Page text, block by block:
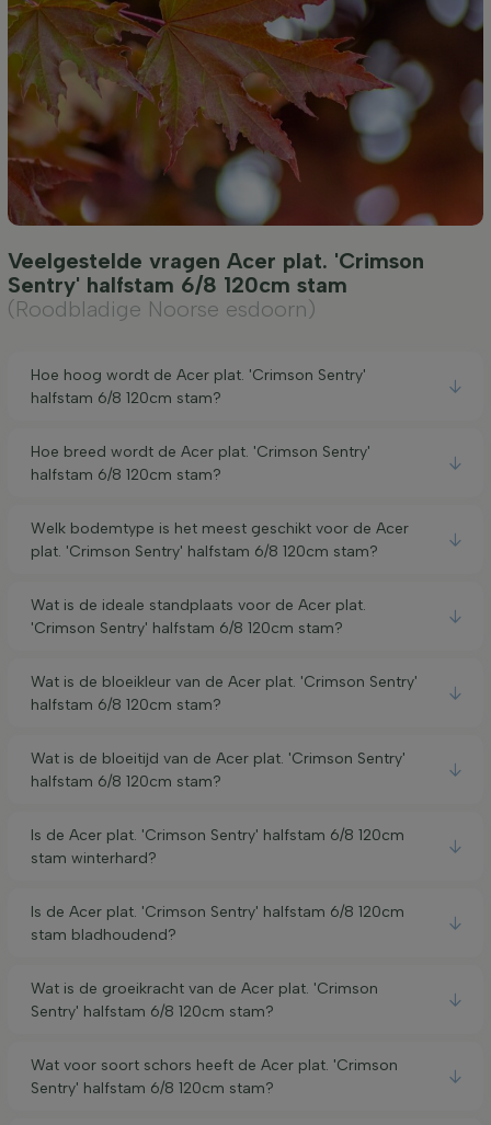
Veelgestelde vragen Acer plat. 'Crimson
Sentry' halfstam 6/8 120cm stam
(Roodbladige Noorse esdoorn)
Hoe hoog wordt de Acer plat. 'Crimson Sentry'
halfstam 6/8 120cm stam?
Hoe breed wordt de Acer plat. 'Crimson Sentry'
halfstam 6/8 120cm stam?
Welk bodemtype is het meest geschikt voor de Acer
plat. 'Crimson Sentry' halfstam 6/8 120cm stam?
Wat is de ideale standplaats voor de Acer plat.
'Crimson Sentry' halfstam 6/8 120cm stam?
Wat is de bloeikleur van de Acer plat. 'Crimson Sentry'
halfstam 6/8 120cm stam?
Wat is de bloeitijd van de Acer plat. 'Crimson Sentry'
halfstam 6/8 120cm stam?
Is de Acer plat. 'Crimson Sentry' halfstam 6/8 120cm
stam winterhard?
Is de Acer plat. 'Crimson Sentry' halfstam 6/8 120cm
stam bladhoudend?
Wat is de groeikracht van de Acer plat. 'Crimson
Sentry' halfstam 6/8 120cm stam?
Wat voor soort schors heeft de Acer plat. 'Crimson
Sentry' halfstam 6/8 120cm stam?